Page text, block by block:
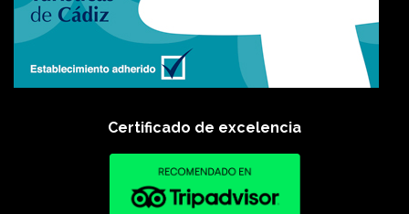
Certificado de excelencia